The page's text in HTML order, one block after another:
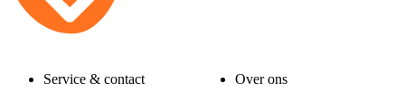
Service & contact Over ons